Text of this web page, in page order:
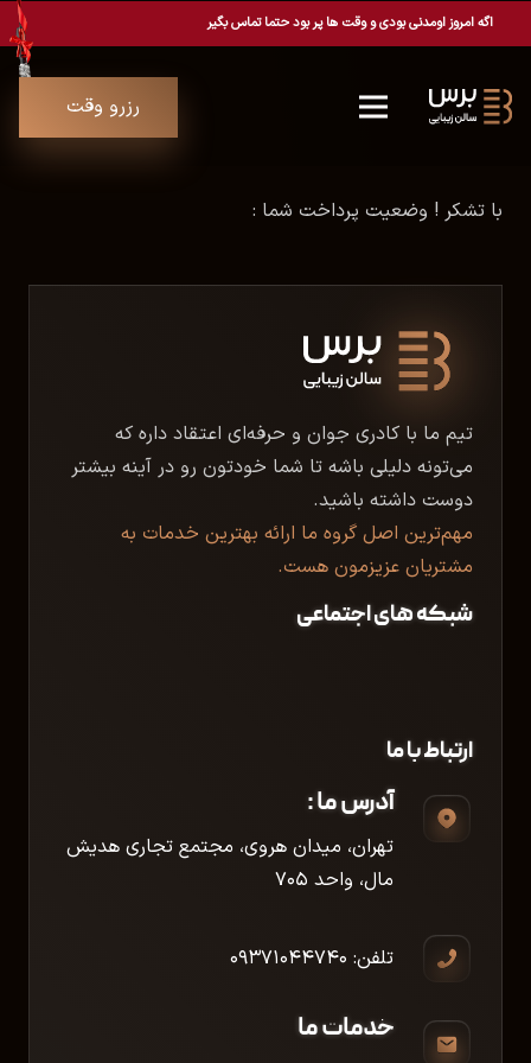
اگه امروز اومدنی بودی و وقت ها پر بود حتما تماس بگیر
رزرو وقت
با تشکر ! وضعیت پرداخت شما :
تیم ما با کادری جوان و حرفه‌ای اعتقاد داره که
می‌تونه دلیلی باشه تا شما خودتون رو در آینه بیشتر
دوست داشته باشید.
مهم‌ترین اصل گروه ما ارائه بهترین خدمات به
مشتریان عزیزمون هست.
شبکه های اجتماعی
ارتباط با ما
آدرس ما :
تهران، میدان هروی، مجتمع تجاری هدیش
مال، واحد ۷۰۵
تلفن: ۰۹۳۷۱۰۴۴۷۴۰
خدمات ما